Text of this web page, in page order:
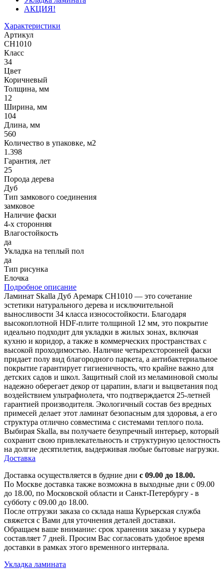
АКЦИЯ!
Характеристики
Артикул
CH1010
Класс
34
Цвет
Коричневый
Толщина, мм
12
Ширина, мм
104
Длина, мм
560
Количество в упаковке, м2
1.398
Гарантия, лет
25
Порода дерева
Дуб
Тип замкового соединения
замковое
Наличие фаски
4-х сторонняя
Влагостойкость
да
Укладка на теплый пол
да
Тип рисунка
Елочка
Подробное описание
Ламинат Skalla Дуб Аремарк CH1010 — это сочетание
эстетики натурального дерева и исключительной
выносливости 34 класса износостойкости. Благодаря
высокоплотной HDF-плите толщиной 12 мм, это покрытие
идеально подходит для укладки в жилых зонах, включая
кухню и коридор, а также в коммерческих пространствах с
высокой проходимостью. Наличие четырехсторонней фаски
придает полу вид благородного паркета, а антибактериальное
покрытие гарантирует гигиеничность, что крайне важно для
детских садов и школ. Защитный слой из меламиновой смолы
надежно оберегает декор от царапин, влаги и выцветания под
воздействием ультрафиолета, что подтверждается 25-летней
гарантией производителя. Экологичный состав без вредных
примесей делает этот ламинат безопасным для здоровья, а его
структура отлично совместима с системами теплого пола.
Выбирая Skalla, вы получаете безупречный интерьер, который
сохранит свою привлекательность и структурную целостность
на долгие десятилетия, выдерживая любые бытовые нагрузки.
Доставка
Доставка осуществляется в будние дни с 09.00 до 18.00.
По Москве доставка также возможна в выходные дни с 09.00
до 18.00, по Московской области и Санкт-Петербургу - в
субботу с 09.00 до 18.00.
После отгрузки заказа со склада наша Курьерская служба
свяжется с Вами для уточнения деталей доставки.
Обращаем ваше внимание: срок хранения заказа у курьера
составляет 7 дней. Просим Вас согласовать удобное время
доставки в рамках этого временного интервала.
Укладка ламината